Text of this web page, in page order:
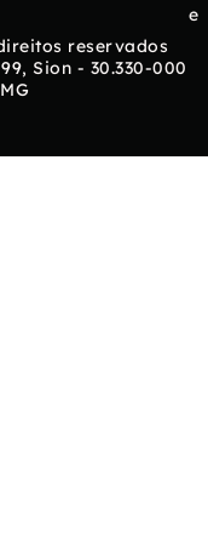
e
reservados
Sion - 30.330-000